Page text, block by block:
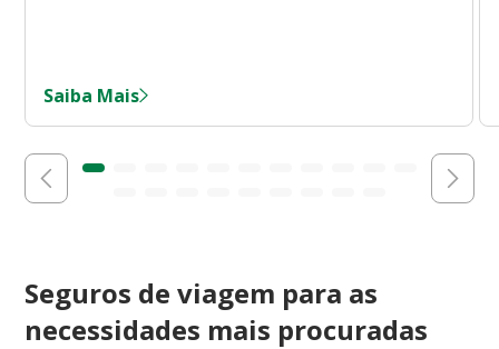
Saiba Mais
Seguros de viagem para as
necessidades mais procuradas